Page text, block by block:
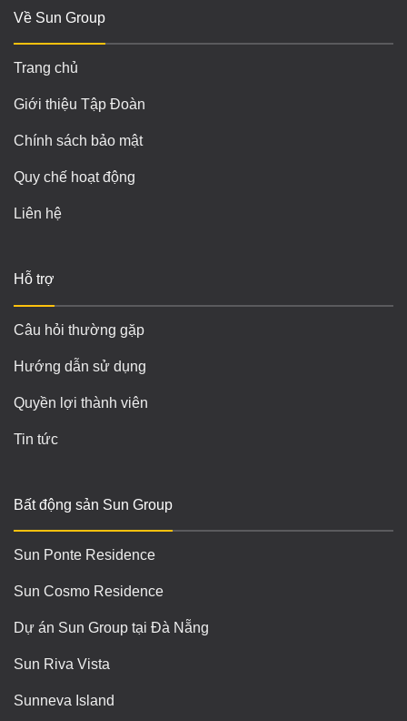
Về Sun Group
Trang chủ
Giới thiệu Tập Đoàn
Chính sách bảo mật
Quy chế hoạt động
Liên hệ
Hỗ trợ
Câu hỏi thường gặp
Hướng dẫn sử dụng
Quyền lợi thành viên
Tin tức
Bất động sản Sun Group
Sun Ponte Residence
Sun Cosmo Residence
Dự án Sun Group tại Đà Nẵng
Sun Riva Vista
Sunneva Island